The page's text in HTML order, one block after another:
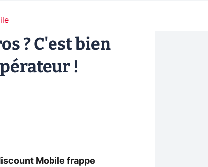
? C'est bien
!
Mobile frappe